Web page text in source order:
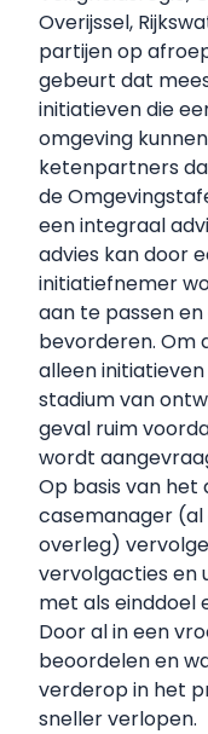
Overijssel,
partijen op
gebeurt dat
initiatieven die
omgeving
ketenpartners
de
een integraal
advies kan door
initiatiefnemer
aan te passen
bevorderen. Om
alleen
stadium van
geval ruim
wordt
Op basis van
casemanager
overleg)
vervolgacties en
met als einddoel
Door al in een
beoordelen en
verderop in het
sneller verlopen.